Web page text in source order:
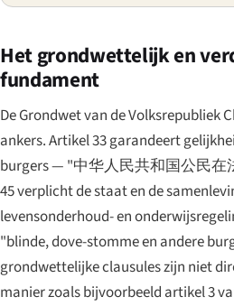
Het grondwettelijk en
fundament
De Grondwet van de Volksrepubliek
ankers. Artikel 33 garandeert
burgers — "中华人民共和国公民在
45 verplicht de staat en de
levensonderhoud- en
"blinde, dove-stomme en andere
grondwettelijke clausules zijn niet
manier zoals bijvoorbeeld artikel 3